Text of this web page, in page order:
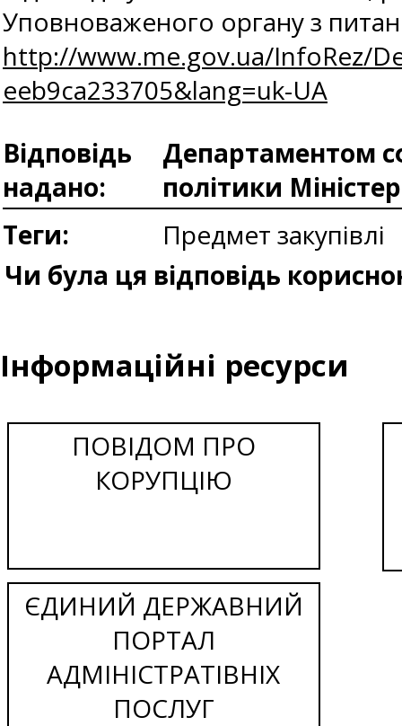
Уповноваженого органу з
http://www.me.gov.ua/InfoRez/
eeb9ca233705&lang=uk-UA
Відповідь
надано:
Департаментом
політики
Теги:
Предмет закупівлі
Чи була ця відповідь
Інформаційні ресурси
ПОВІДОМ ПРО
КОРУПЦІЮ
ЄДИНИЙ ДЕРЖАВНИЙ
ПОРТАЛ
АДМІНІСТРАТІВНІХ
ПОСЛУГ